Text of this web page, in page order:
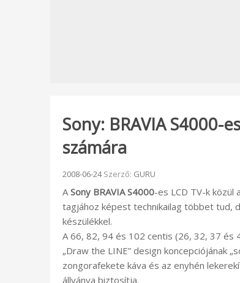
Sony: BRAVIA S4000-
számára
Beküldve:
2008-06-24Szerző: GURU
A Sony BRAVIA S4000-es LCD TV-k
tagjához képest technikailag többet tud,
készülékkel.
A 66, 82, 94 és 102 centis (26, 32, 37 és
„Draw the LINE” design koncepciójának
zongorafekete káva és az enyhén
állványa biztosítja.